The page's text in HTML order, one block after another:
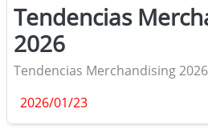
Tendencias
2026
Tendencias Merchandising 2026
2026/01/23